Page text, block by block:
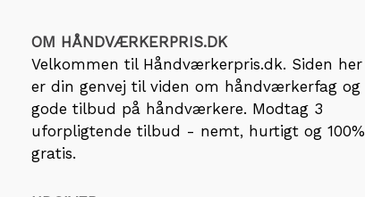
OM HÅNDVÆRKERPRIS.DK
Velkommen til Håndværkerpris.dk. Siden her
er din genvej til viden om håndværkerfag og
gode tilbud på håndværkere. Modtag 3
uforpligtende tilbud - nemt, hurtigt og 100%
gratis.